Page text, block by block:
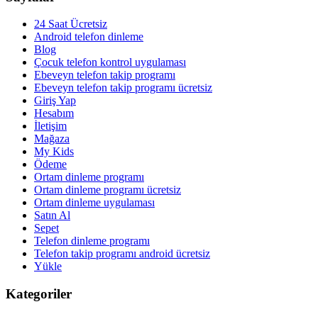
24 Saat Ücretsiz
Android telefon dinleme
Blog
Çocuk telefon kontrol uygulaması
Ebeveyn telefon takip programı
Ebeveyn telefon takip programı ücretsiz
Giriş Yap
Hesabım
İletişim
Mağaza
My Kids
Ödeme
Ortam dinleme programı
Ortam dinleme programı ücretsiz
Ortam dinleme uygulaması
Satın Al
Sepet
Telefon dinleme programı
Telefon takip programı android ücretsiz
Yükle
Kategoriler